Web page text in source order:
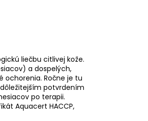
liečbu citlivej kože.
a dospelých,
ochorenia. Ročne je tu
potvrdením
po terapii.
Aquacert HACCP,